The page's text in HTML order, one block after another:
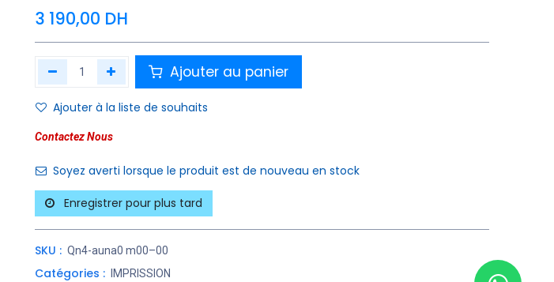
3 190,00 DH
Ajouter au panier
Ajouter à la liste de souhaits
Contactez Nous
Soyez averti lorsque le produit est de nouveau en stock
Enregistrer pour plus tard
SKU : Qn4-auna0 m00–00
Catégories : IMPRISSION